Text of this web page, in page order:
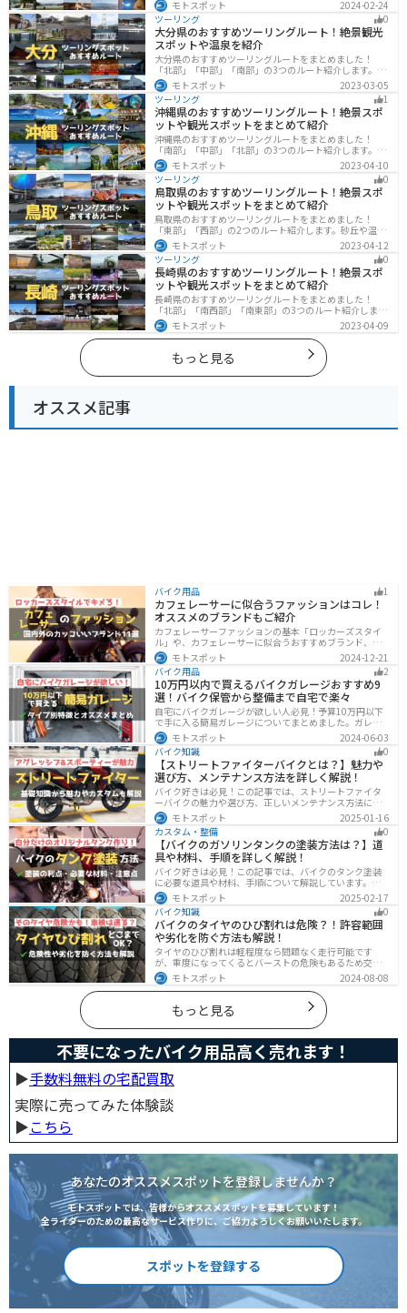
モトスポット
2024-02-24
ツーリング
0
大分県のおすすめツーリングルート！絶景観光
スポットや温泉を紹介
大分県のおすすめツーリングルートをまとめました！
「北部」「中部」「南部」の3つのルート紹介します。阿
蘇の雄大な自然を満喫できるスポットや温泉を満喫する
ツーリングができます。バイクで大分県にツーリングに
行く際は参考にしてください。
モトスポット
2023-03-05
ツーリング
1
沖縄県のおすすめツーリングルート！絶景スポ
ットや観光スポットをまとめて紹介
沖縄県のおすすめツーリングルートをまとめました！
「南部」「中部」「北部」の3つのルート紹介します。美
しいビーチや歴史と文化に溢れたスポットが多数あり、
様々な楽しみ方ができます。バイクで沖縄県にツーリン
グに行く際は参考にしてください。
モトスポット
2023-04-10
ツーリング
0
鳥取県のおすすめツーリングルート！絶景スポ
ットや観光スポットをまとめて紹介
鳥取県のおすすめツーリングルートをまとめました！
「東部」「西部」の2つのルート紹介します。砂丘や温泉
地、歴史ある城跡など魅力溢れるスポットが多数あるの
で楽しめます。バイクで鳥取県にツーリングに行く際は
参考にしてください。
モトスポット
2023-04-12
ツーリング
0
長崎県のおすすめツーリングルート！絶景スポ
ットや観光スポットをまとめて紹介
長崎県のおすすめツーリングルートをまとめました！
「北部」「南西部」「南東部」の3つのルート紹介しま
す。国際色豊かな街並みや世界遺産、絶景ポイントが数
多く存在し、様々な楽しみ方ができます。バイクで長崎
県にツーリングに行く際は参考にしてください。
モトスポット 2023-04-09
もっと見る
オススメ記事
バイク用品 1
カフェレーサーに似合うファッションはコレ！
オススメのブランドもご紹介
カフェレーサーファッションの基本「ロッカーズスタイ
ル」や、カフェレーサーに似合うおすすめブランド、定
番アイテムを詳しく紹介。個性を引き立てるコーデのコ
ツや季節に合ったアイテム選び、愛車とのマッチング方
法も解説します。
モトスポット
2024-12-21
バイク用品
2
10万円以内で買えるバイクガレージおすすめ9
選！バイク保管から整備まで自宅で楽々
自宅にバイクガレージが欲しい人必見！予算10万円以下
で手に入る簡易ガレージについてまとめました。ガレー
ジの種類やメリットデメリットからオススメ商品まで徹
底解説しますので、自宅にセキュリティの高いバイク保
管庫や整備場所が欲しい方は参考にしてください。
モトスポット
2024-06-03
バイク知識
0
【ストリートファイターバイクとは？】魅力や
選び方、メンテナンス方法を詳しく解説！
バイク好きは必見！この記事では、ストリートファイタ
ーバイクの魅力や選び方、正しいメンテナンス方法につ
いて解説しています。実はストリートファイターバイク
は、個性的なデザインと高い走行性能が魅力です。この
記事を読めば、ストリートファイターバイクの魅力がわ
かります。
モトスポット
2025-01-16
カスタム・整備
0
【バイクのガソリンタンクの塗装方法は？】道
具や材料、手順を詳しく解説！
バイク好きは必見！この記事では、バイクのタンク塗装
に必要な道具や材料、手順について解説しています。実
はバイクのタンクを塗装すると、傷や錆を修復でき、タ
ンクの長持ちにつながります。この記事を読めば、自分
でバイクのタンクを塗装する方法がわかるでしょう。
モトスポット
2025-02-17
バイク知識
0
バイクのタイヤのひび割れは危険？！許容範囲
や劣化を防ぐ方法も解説！
タイヤのひび割れは軽程度なら問題なく走行可能です
が、重度になってくるとバーストの危険もあるため交換
が必要です。どの程度なら大丈夫なのか、タイヤのひび
割れを防ぐ方法などまとめました。快適安全にバイクに
乗るためにもしっかりとチェックしておきましょう。
モトスポット 2024-08-08
もっと見る
不要になったバイク用品高く売れます！
▶︎手数料無料の宅配買取
実際に売ってみた体験談
▶︎こちら
あなたのオススメスポットを登録しませんか？
モトスポットでは、皆様からオススメスポットを募集しています！
全ライダーのための最高なサービス作りに、ご協力よろしくお願いいたします。
スポットを登録する